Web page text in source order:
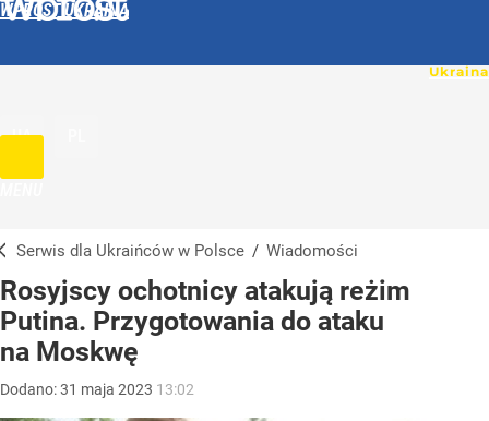
WPROST UKRAINA
UA
Serwis dla Ukraińców w Polsce / Wiadomości
Rosyjscy ochotnicy atakują reżim
Putina. Przygotowania do ataku
na Moskwę
Dodano:31 maja 2023 13:02